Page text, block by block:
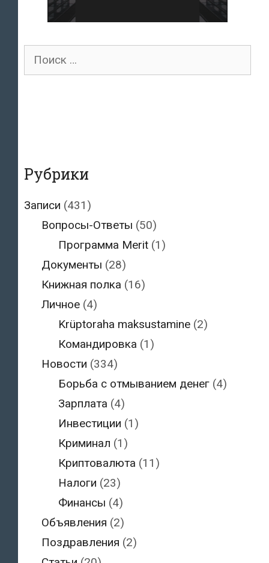
Поиск
Рубрики
Записи (431)
Вопросы-Ответы (50)
Программа Merit (1)
Документы (28)
Книжная полка (16)
Личное(4)
Krüptoraha maksustamine (2)
Командировка (1)
Новости (334)
Борьба с отмыванием денег (4)
Зарплата (4)
Инвестиции (1)
Криминал (1)
Криптовалюта (11)
Налоги (23)
Финансы (4)
Объявления (2)
Поздравления (2)